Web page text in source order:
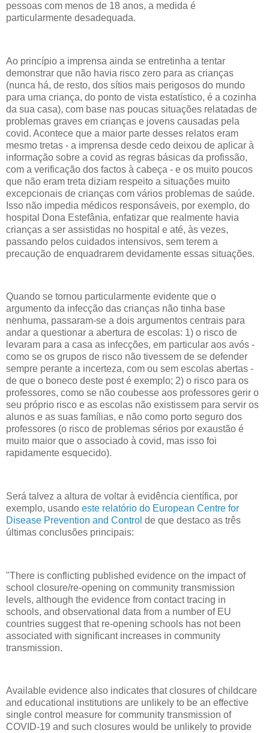
pessoas com menos de 18 anos, a medida é
particularmente desadequada.
Ao princípio a imprensa ainda se entretinha a tentar
demonstrar que não havia risco zero para as crianças
(nunca há, de resto, dos sítios mais perigosos do mundo
para uma criança, do ponto de vista estatístico, é a cozinha
da sua casa), com base nas poucas situações relatadas de
problemas graves em crianças e jovens causadas pela
covid. Acontece que a maior parte desses relatos eram
mesmo tretas - a imprensa desde cedo deixou de aplicar à
informação sobre a covid as regras básicas da profissão,
com a verificação dos factos à cabeça - e os muito poucos
que não eram treta diziam respeito a situações muito
excepcionais de crianças com vários problemas de saúde.
Isso não impedia médicos responsáveis, por exemplo, do
hospital Dona Estefânia, enfatizar que realmente havia
crianças a ser assistidas no hospital e até, às vezes,
passando pelos cuidados intensivos, sem terem a
precaução de enquadrarem devidamente essas situações.
Quando se tornou particularmente evidente que o
argumento da infecção das crianças não tinha base
nenhuma, passaram-se a dois argumentos centrais para
andar a questionar a abertura de escolas: 1) o risco de
levaram para a casa as infecções, em particular aos avós -
como se os grupos de risco não tivessem de se defender
sempre perante a incerteza, com ou sem escolas abertas -
de que o boneco deste post é exemplo; 2) o risco para os
professores, como se não coubesse aos professores gerir o
seu próprio risco e as escolas não existissem para servir os
alunos e as suas famílias, e não como porto seguro dos
professores (o risco de problemas sérios por exaustão é
muito maior que o associado à covid, mas isso foi
rapidamente esquecido).
Será talvez a altura de voltar à evidência científica, por
exemplo, usando este relatório do European Centre for
Disease Prevention and Control de que destaco as três
últimas conclusões principais:
"There is conflicting published evidence on the impact of
school closure/re-opening on community transmission
levels, although the evidence from contact tracing in
schools, and observational data from a number of EU
countries suggest that re-opening schools has not been
associated with significant increases in community
transmission.
Available evidence also indicates that closures of childcare
and educational institutions are unlikely to be an effective
single control measure for community transmission of
COVID-19 and such closures would be unlikely to provide